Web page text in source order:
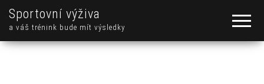
Sportovní výživa
a váš trénink bude mít výsledky